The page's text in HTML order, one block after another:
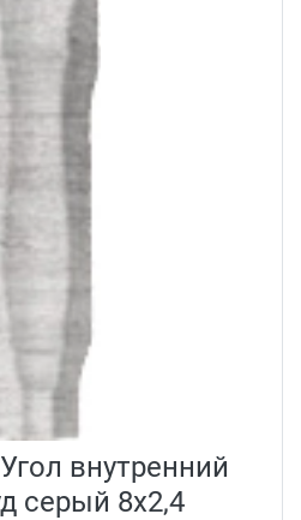
внутренний
серый 8x2,4